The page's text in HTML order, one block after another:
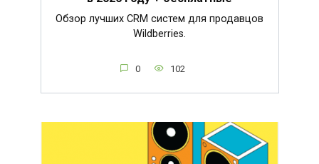
Обзор лучших CRM систем для продавцов
Wildberries.
0 102